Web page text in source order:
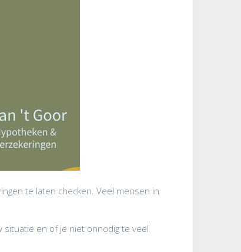
te laten checken. Veel mensen in
situatie en of je niet onnodig te veel